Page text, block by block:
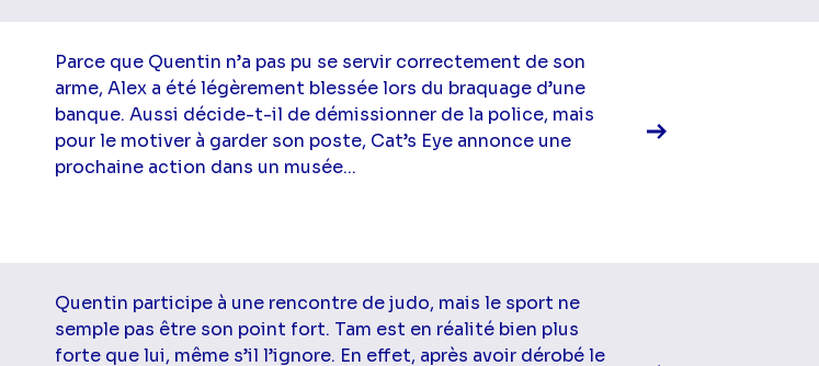
Parce que Quentin n’a pas pu se servir correctement de son
arme, Alex a été légèrement blessée lors du braquage d’une
banque. Aussi décide-t-il de démissionner de la police, mais
pour le motiver à garder son poste, Cat’s Eye annonce une
prochaine action dans un musée...
Quentin participe à une rencontre de judo, mais le sport ne
semple pas être son point fort. Tam est en réalité bien plus
forte que lui, même s’il l’ignore. En effet, après avoir dérobé le